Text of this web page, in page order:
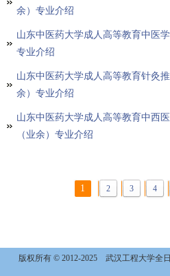
余）专业介绍
山东中医药大学成人高等教育中医
专业介绍
山东中医药大学成人高等教育针灸
余）专业介绍
山东中医药大学成人高等教育中西
（业余）专业介绍
1 2 3 4
版权所有 © 2012-2025 武汉工程大学全